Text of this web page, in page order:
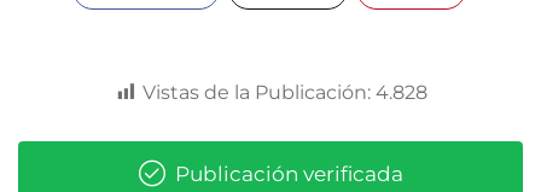
Vistas de la Publicación: 4.828
Publicación verificada